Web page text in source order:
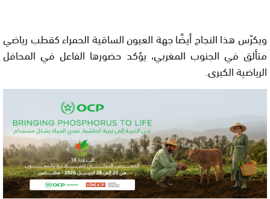
ويكرّس هذا النجاح أيضًا جهة العيون الساقية الحمراء كقطب رياضي
متألق في الجنوب المغربي، يؤكد حضورها الفاعل في المحافل
الرياضية الكبرى.